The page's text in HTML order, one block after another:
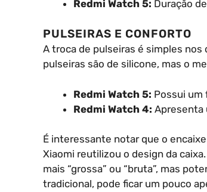
Redmi Watch 5: Duração
PULSEIRAS E CONFORTO
A troca de pulseiras é simples nos
pulseiras são de silicone, mas o
Redmi Watch 5: Possui um
Redmi Watch 4: Apresenta
É interessante notar que o
Xiaomi reutilizou o design da
mais “grossa” ou “bruta”, mas
tradicional, pode ficar um pouco